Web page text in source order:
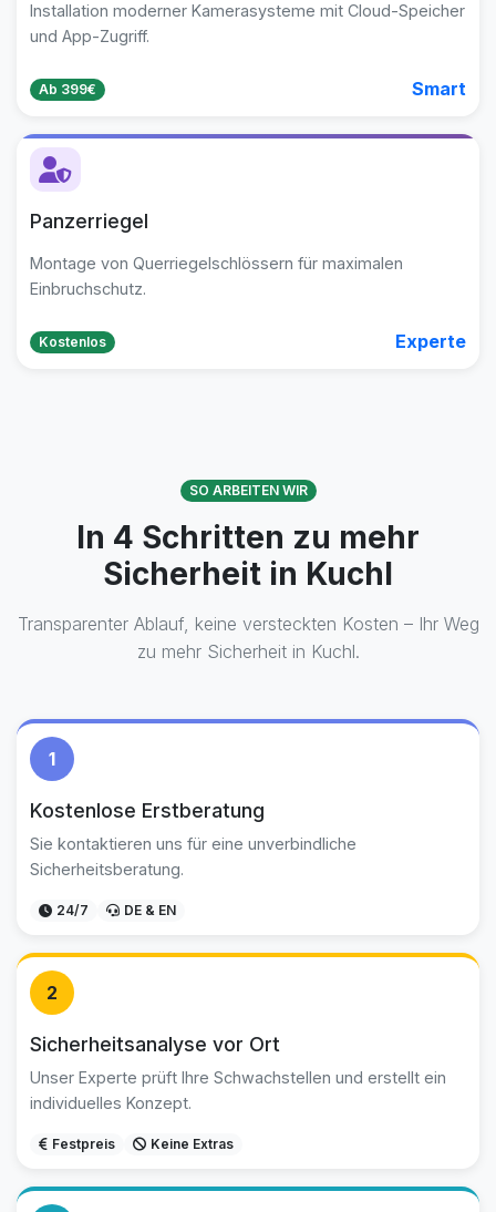
Installation moderner Kamerasysteme mit Cloud-Speicher
und App-Zugriff.
Ab 399€ Smart
Panzerriegel
Montage von Querriegelschlössern für maximalen
Einbruchschutz.
Kostenlos Experte
SO ARBEITEN WIR
In 4 Schritten zu mehr
Sicherheit in Kuchl
Transparenter Ablauf, keine versteckten Kosten – Ihr Weg
zu mehr Sicherheit in Kuchl.
1
Kostenlose Erstberatung
Sie kontaktieren uns für eine unverbindliche
Sicherheitsberatung.
24/7 DE & EN
2
Sicherheitsanalyse vor Ort
Unser Experte prüft Ihre Schwachstellen und erstellt ein
individuelles Konzept.
Festpreis Keine Extras